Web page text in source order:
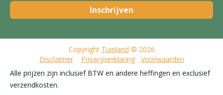
Copyright Tuinland © 2026
Disclaimer
Privacyverklaring
Voorwaarden
Alle prijzen zijn inclusief BTW en andere heffingen en exclusief
verzendkosten.